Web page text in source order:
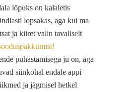
lõpuks on kalaletis
lopsakas, aga kui ma
ja kiiret valin tavaliselt
puhastamisega ju on, aga
siinkohal endale appi
ja jägmisel hetkel